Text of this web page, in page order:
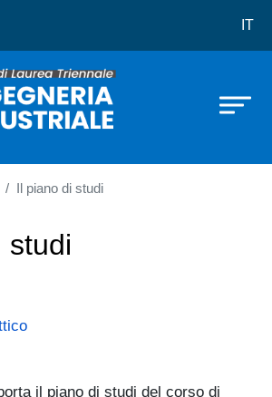
in Ingegneria IT
Il piano di studi
studi
il piano di studi del corso di